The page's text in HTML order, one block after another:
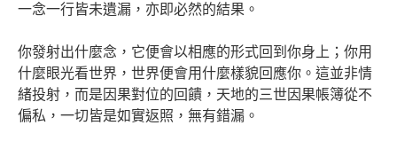
一念一行皆未遺漏，亦即必然的結果。
你發射出什麼念，它便會以相應的形式回到你身上；你用
什麼眼光看世界，世界便會用什麼樣貌回應你。這並非情
緒投射，而是因果對位的回饋，天地的三世因果帳簿從不
偏私，一切皆是如實返照，無有錯漏。